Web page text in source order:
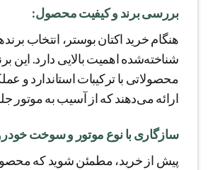
بررسی برند و کیفیت محصول:
هنگام خرید اکتان بوستر، انتخاب
شناخته‌شده اهمیت بالایی دارد. این
محصولاتی با ترکیبات استاندارد و
ارائه می‌دهند که از آسیب به موتور
سازگاری با نوع موتور و سوخت
پیش از خرید، مطمئن شوید که